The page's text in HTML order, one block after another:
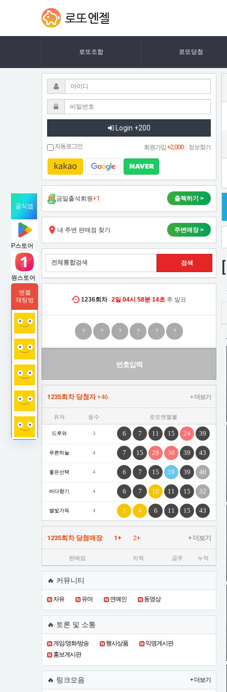
응
트
보
라
나
시
아
이
유
LOTTOANGEL
로또조합 로또당첨
Login +200
자동로그인 회원가입 +2,000 정보찾기
금일출석회원+1 출첵하기 >
내 주변 판매점 찾기 주변매장 >
1236회차 2일 04시 58분 13초 후 발표
? ? ? ? ? ?
번호입력
1235회차 당첨자+46 + 더보기
유저 등수 로또엔젤볼
드루와 3 6 7 11 15 24 39
푸른하늘 4 7 15 28 30 39 43
좋은선택 4 6 7 15 19 39 40
바다향기 4 6 7 10 11 15 32
별빛가득 4 1 4 6 11 15 43
공식앱
P스토어
원스토어
엔젤
채팅방
1235회차 당첨매장 1+ 2+ + 더보기
판매점 지역 금주 누적
🔥 커뮤니티
자유 유머 연예인 동영상
🔥 토론 및 소통
게임/영화/방송 행사상품
익명게시판
홍보게시판
🔥 링크모음 + 더보기